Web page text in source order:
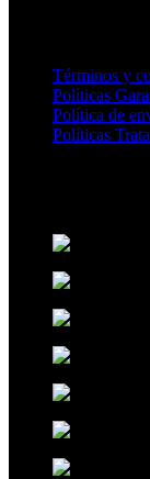
Términos y
Políticas
Política de
Políticas